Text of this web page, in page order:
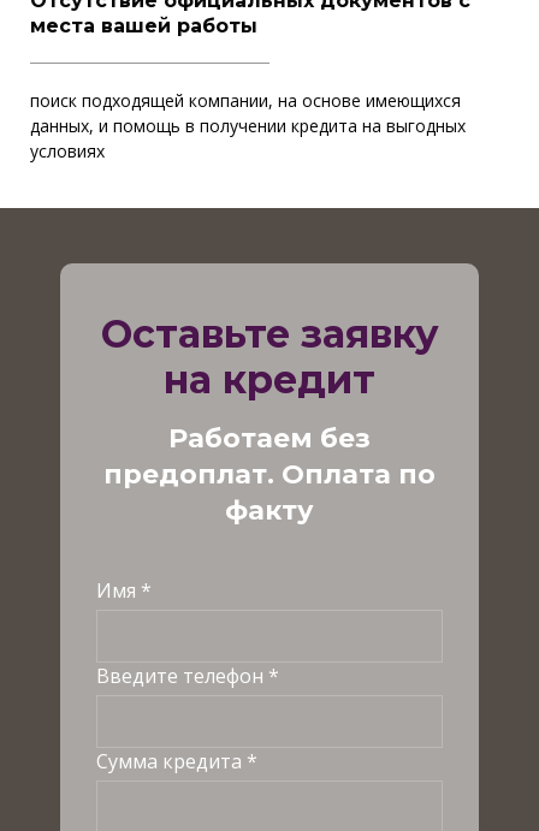
места вашей работы
поиск подходящей компании, на основе имеющихся
данных, и помощь в получении кредита на выгодных
условиях
Оставьте заявку
на кредит
Работаем без
предоплат. Оплата по
факту
Имя *
Введите телефон *
Сумма кредита *